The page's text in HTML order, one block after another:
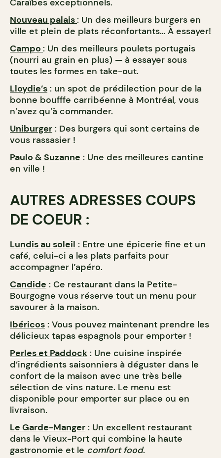
Caraïbes exceptionnels.
Nouveau palais: Un des meilleurs burgers en
ville et plein de plats réconfortants… À essayer!
Campo : Un des meilleurs poulets portugais
(nourri au grain en plus) — à essayer sous
toutes les formes en take-out.
Lloydie’s : un spot de prédilection pour de la
bonne boufffe carribéenne à Montréal, vous
n’avez qu’à commander.
Uniburger : Des burgers qui sont certains de
vous rassasier !
Paulo & Suzanne : Une des meilleures cantine
en ville !
AUTRES ADRESSES COUPS
DE COEUR :
Lundis au soleil : Entre une épicerie fine et un
café, celui-ci a les plats parfaits pour
accompagner l’apéro.
Candide : Ce restaurant dans la Petite-
Bourgogne vous réserve tout un menu pour
savourer à la maison.
Ibéricos : Vous pouvez maintenant prendre les
délicieux tapas espagnols pour emporter !
Perles et Paddock : Une cuisine inspirée
d’ingrédients saisonniers à déguster dans le
confort de la maison avec une très belle
sélection de vins nature. Le menu est
disponible pour emporter sur place ou en
livraison.
Le Garde-Manger : Un excellent restaurant
dans le Vieux-Port qui combine la haute
gastronomie et le comfort food.